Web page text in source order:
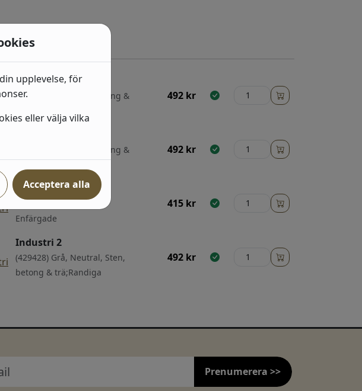
Industri 2
(939507) Grå, Sten, betong &
492 kr
(429442) Grå, Sten, betong &
492 kr
Industri 2
(429299) Grå, Guld,
Enfärgade
415 kr
Industri 2
(429428) Grå, Neutral, Sten,
betong & trä;Randiga
492 kr
Prenumerera >>
upplevelse, för
eller välja vilka
Acceptera alla